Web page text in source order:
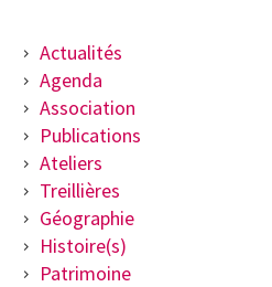
BARRE
LATÉRALE
PRINCIPALE
Actualités
Agenda
Association
Publications
Ateliers
Treillières
Géographie
Histoire(s)
Patrimoine